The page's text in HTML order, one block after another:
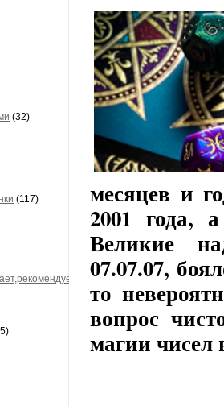
(32)
(117)
месяцев и
2001 года,
Великие
07.07.07,
то
вопрос
магии чисел